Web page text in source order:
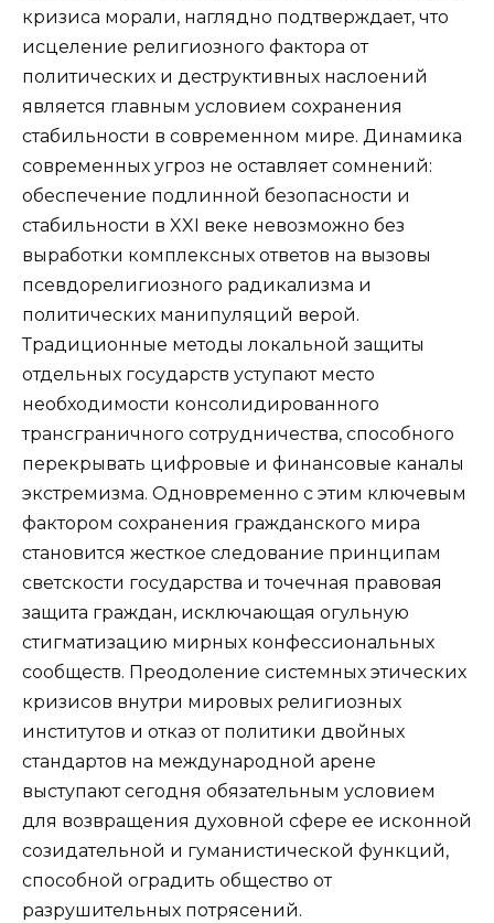
кризиса морали, наглядно подтверждает, что
исцеление религиозного фактора от
политических и деструктивных наслоений
является главным условием сохранения
стабильности в современном мире. Динамика
современных угроз не оставляет сомнений:
обеспечение подлинной безопасности и
стабильности в XXI веке невозможно без
выработки комплексных ответов на вызовы
псевдорелигиозного радикализма и
политических манипуляций верой.
Традиционные методы локальной защиты
отдельных государств уступают место
необходимости консолидированного
трансграничного сотрудничества, способного
перекрывать цифровые и финансовые каналы
экстремизма. Одновременно с этим ключевым
фактором сохранения гражданского мира
становится жесткое следование принципам
светскости государства и точечная правовая
защита граждан, исключающая огульную
стигматизацию мирных конфессиональных
сообществ. Преодоление системных этических
кризисов внутри мировых религиозных
институтов и отказ от политики двойных
стандартов на международной арене
выступают сегодня обязательным условием
для возвращения духовной сфере ее исконной
созидательной и гуманистической функций,
способной оградить общество от
разрушительных потрясений.